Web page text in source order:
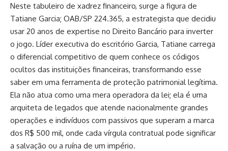
Neste tabuleiro de xadrez financeiro, surge a figura de
Tatiane Garcia; OAB/SP 224.365, a estrategista que decidiu
usar 20 anos de expertise no Direito Bancário para inverter
o jogo. Líder executiva do escritório Garcia, Tatiane carrega
o diferencial competitivo de quem conhece os códigos
ocultos das instituições financeiras, transformando esse
saber em uma ferramenta de proteção patrimonial legítima.
Ela não atua como uma mera operadora da lei; ela é uma
arquiteta de legados que atende nacionalmente grandes
operações e indivíduos com passivos que superam a marca
dos R$ 500 mil, onde cada vírgula contratual pode significar
a salvação ou a ruína de um império.